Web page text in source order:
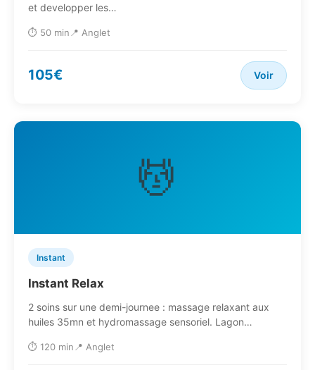
et developper les…
⏱️ 50 min 📍 Anglet
105€ Voir
💆
Instant
Instant Relax
2 soins sur une demi-journee : massage relaxant aux
huiles 35mn et hydromassage sensoriel. Lagon…
⏱️ 120 min 📍 Anglet